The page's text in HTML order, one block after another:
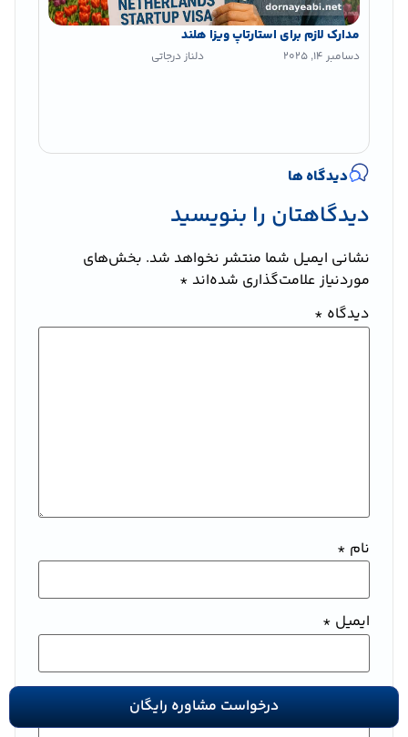
مدارک لازم برای استارتاپ ویزا هلند
دسامبر 14, 2025 دلناز درجاتی
دیدگاه ها
دیدگاهتان را بنویسید
نشانی ایمیل شما منتشر نخواهد شد. بخش‌های
موردنیاز علامت‌گذاری شده‌اند *
دیدگاه *
نام *
ایمیل *
وب‌ سایت درخواست مشاوره رایگان